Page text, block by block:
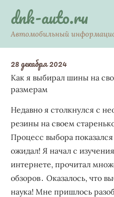
contentdnk-auto.ru
Автомобильный
28 декабря 2024
Как я выбирал шины на
размерам
Недавно я столкнулся с
резины на своем
Процесс выбора
ожидал! Я начал с
интернете, прочитал
обзоров․ Оказалось, что
наука! Мне пришлось